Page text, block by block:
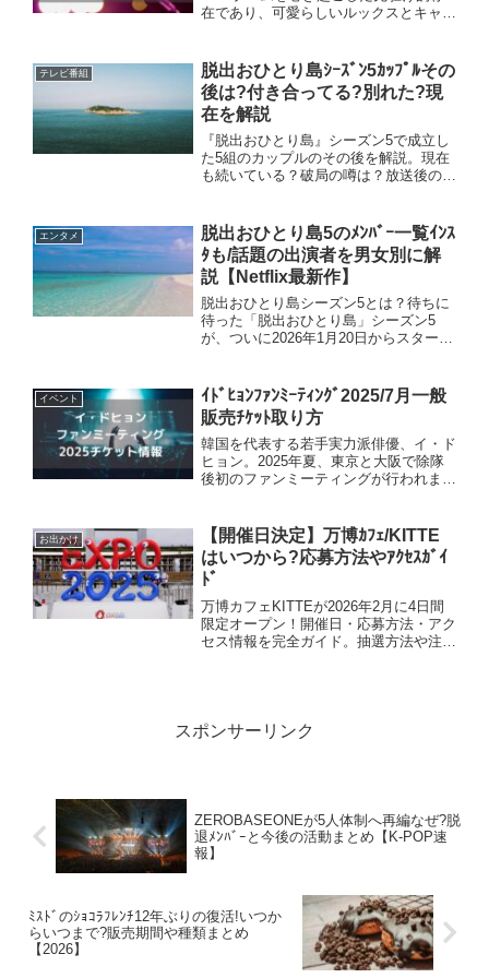
在であり、可愛らしいルックスとキャッ
わたしもデビュー当初から知っているほ
ど、日本のファンを魅...
テレビ番組
脱出おひとり島ｼｰｽﾞﾝ5ｶｯﾌﾟﾙその
後は?付き合ってる?別れた?現
在を解説
『脱出おひとり島』シーズン5で成立し
た5組のカップルのその後を解説。現在
も続いている？破局の噂は？放送後の最
エンタメ
脱出おひとり島5のﾒﾝﾊﾞｰ一覧ｲﾝｽ
ﾀも/話題の出演者を男女別に解
説【Netflix最新作】
脱出おひとり島シーズン5とは？待ちに
待った「脱出おひとり島」シーズン5
が、ついに2026年1月20日からスター
アリティ番組が2026年に帰ってきた！
◆配信開始 ...
イベント
ｲﾄﾞﾋｮﾝﾌｧﾝﾐｰﾃｨﾝｸﾞ2025/7月一般
販売ﾁｹｯﾄ取り方
韓国を代表する若手実力派俳優、イ・ド
ヒョン。2025年夏、東京と大阪で除隊
後初のファンミーティングが行われま
rakuten_design="slide";rakuten_affiliateI
...
お出かけ
【開催日決定】万博ｶﾌｪ/KITTE
はいつから?応募方法やｱｸｾｽｶﾞｲ
ﾄﾞ
万博カフェKITTEが2026年2月に4日間
限定オープン！開催日・応募方法・アク
セス情報を完全ガイド。抽選方法や注意
スポンサーリンク
ZEROBASEONEが5人体制へ再編なぜ?脱
退ﾒﾝﾊﾞｰと今後の活動まとめ【K-POP速
報】
ﾐｽﾄﾞのｼｮｺﾗﾌﾚﾝﾁ12年ぶりの復活!いつか
らいつまで?販売期間や種類まとめ
【2026】